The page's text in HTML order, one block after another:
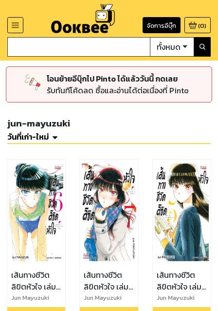
จัดการอีบุ๊ก (0)
ทั้งหมด
โอนย้ายอีบุ๊กไป Pinto ได้แล้ววันนี้ กดเลย
รับทันทีโค้ดลด ซื้อและอ่านได้ต่อเนื่องที่ Pinto
jun-mayuzuki
วันที่เก่า-ใหม่
เส้นทางชีวิต
ลิขิตหัวใจ เล่ม
6
Jun Mayuzuki
เส้นทางชีวิต
ลิขิตหัวใจ เล่ม
7
Jun Mayuzuki
เส้นทางชีวิต
ลิขิตหัวใจ เล่ม
5
Jun Mayuzuki